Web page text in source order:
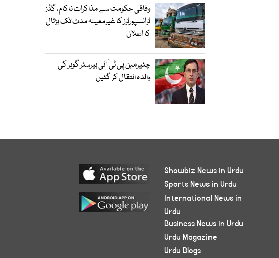
وفاقی حکومت سے مذاکرات ناکام، گڈز
ٹرانسپورٹرز کا غیرمعینہ مدت تک ہڑتال
کا اعلان
چئیرمین پی ٹی آئی بیرسٹر گوہر کی
والدہ انتقال کر گئیں
Showbiz News in Urdu
Sports News in Urdu
International News in
Urdu
Business News in Urdu
Urdu Magazine
Urdu Blogs